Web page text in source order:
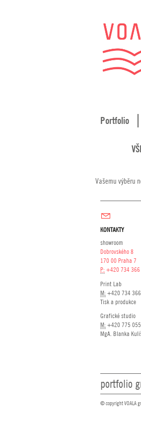
Portfolio
Vašemu výběru
KONTAKTY
showroom
Dobrovského 8
170 00 Praha 7
P: +420 734 366
Print Lab
M: +420 734
Tisk a produkce
Grafické studio
M: +420 775
MgA. Blanka
portfolio
© copyright VOALA